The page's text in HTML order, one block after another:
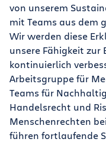
von unserem
mit Teams aus dem
Wir werden diese
unsere Fähigkeit zur
kontinuierlich
Arbeitsgruppe für
Teams für
Handelsrecht und
Menschenrechten
führen fortlaufende